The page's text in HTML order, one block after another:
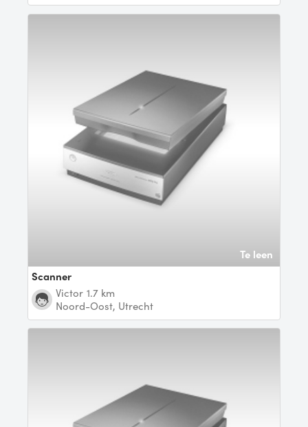
Te leen
scanner
Victor 1.7 km
Noord-Oost, Utrecht